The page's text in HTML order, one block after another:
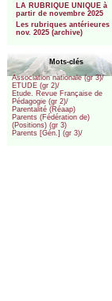
LA RUBRIQUE UNIQUE à
partir de novembre 2025
Les rubriques antérieures
nov. 2025 (archive)
Mots-clés
Association nationale (gr 3)/
ETUDE (gr 2)/
Etude. Revue Française de
Pédagogie (gr 2)/
Parentalité (Réaap)
Parents (Fédération de)
(Positions) (gr 3)
Parents [Gén.] (gr 3)/